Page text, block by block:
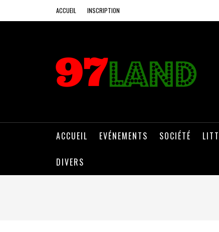
ACCUEIL INSCRIPTION
ACCUEIL EVÉNEMENTS SOCIÉTÉ
DIVERS